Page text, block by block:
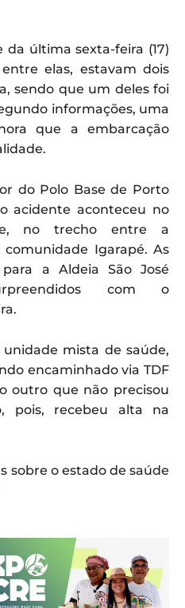
última sexta-feira (17)
elas, estavam dois
sendo que um deles foi
informações, uma
que a embarcação
do Polo Base de Porto
acidente aconteceu no
no trecho entre a
Igarapé. As
a Aldeia São José
com o
mista de saúde,
encaminhado via TDF
outro que não precisou
pois, recebeu alta na
sobre o estado de saúde